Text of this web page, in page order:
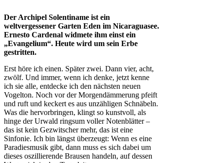
Der Archipel Solentiname ist ein
weltvergessener Garten Eden im Nicaraguasee.
Ernesto Cardenal widmete ihm einst ein
„Evangelium“. Heute wird um sein Erbe
gestritten.
Erst höre ich einen. Später zwei. Dann vier, acht,
zwölf. Und immer, wenn ich denke, jetzt kenne
ich sie alle, entdecke ich den nächsten neuen
Vogelton. Noch vor der Morgendämmerung pfeift
und ruft und keckert es aus unzähligen Schnäbeln.
Was die hervorbringen, klingt so kunstvoll, als
hinge der Urwald ringsum voller Notenblätter –
das ist kein Gezwitscher mehr, das ist eine
Sinfonie. Ich bin längst überzeugt: Wenn es eine
Paradiesmusik gibt, dann muss es sich dabei um
dieses oszillierende Brausen handeln, auf dessen